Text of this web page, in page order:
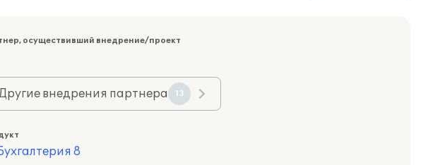
осуществивший внедрение/проект
внедрения партнера 13
8